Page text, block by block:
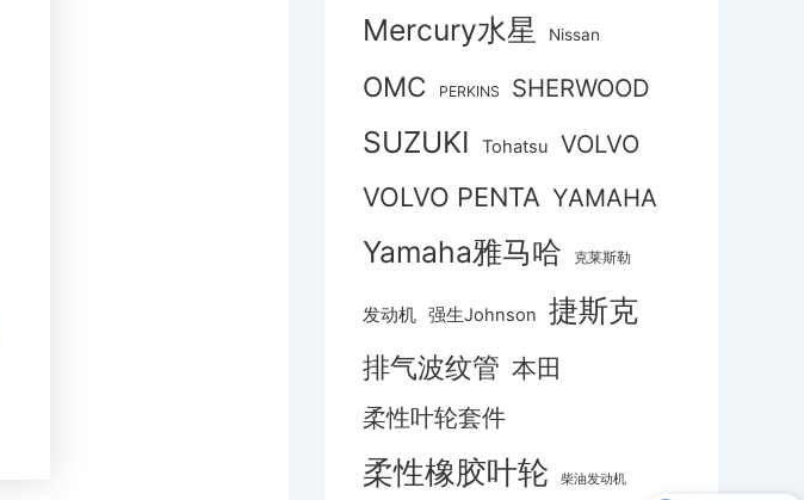
Mercury水星 Nissan
OMC PERKINS SHERWOOD
SUZUKI Tohatsu VOLVO
VOLVO PENTA YAMAHA
Yamaha雅马哈 克莱斯勒
发动机 强生Johnson 捷斯克
排气波纹管 本田
柔性叶轮套件
柔性橡胶叶轮 柴油发动机